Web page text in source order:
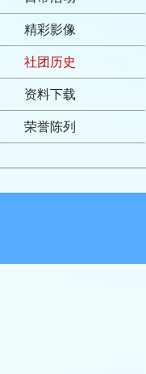
精彩影像
社团历史
资料下载
荣誉陈列